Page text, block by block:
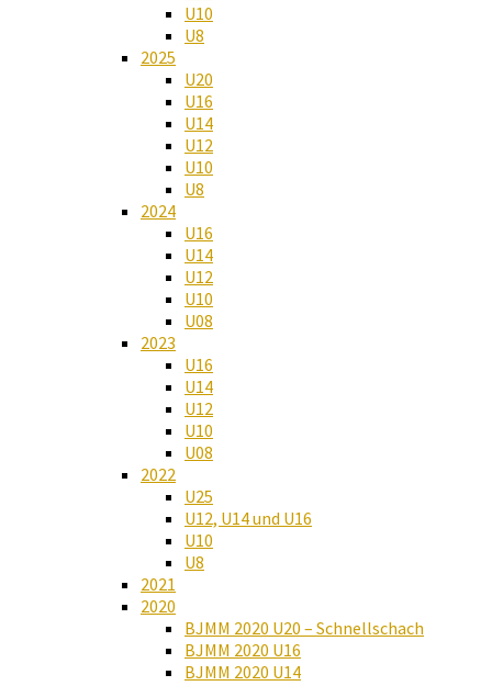
U10
U8
2025
U20
U16
U14
U12
U10
U8
2024
U16
U14
U12
U10
U08
2023
U16
U14
U12
U10
U08
2022
U25
U12, U14 und U16
U10
U8
2021
2020
BJMM 2020 U20 – Schnellschach
BJMM 2020 U16
BJMM 2020 U14